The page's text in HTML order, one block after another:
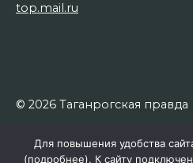
top.mail.ru
© 2026 Таганрогская правда
Для повышения удобства
(подробнее). К сайту